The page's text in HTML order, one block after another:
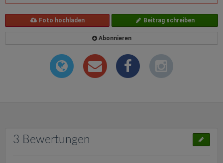
Foto hochladen Beitrag schreiben
Abonnieren
3 Bewertungen